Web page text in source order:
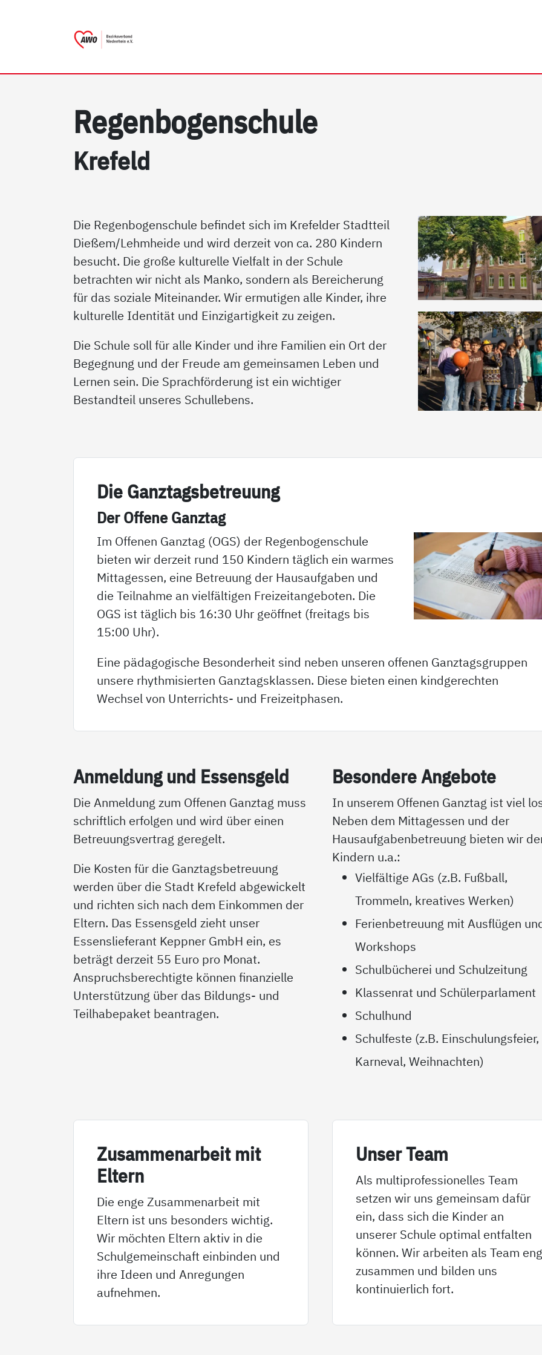
Re­gen­bo­gen­schu­le
Kre­feld
Die Regenbogenschule befindet sich im Krefelder Stadtteil
Dießem/Lehmheide und wird derzeit von ca. 280 Kindern
besucht. Die große kulturelle Vielfalt in der Schule
betrachten wir nicht als Manko, sondern als Bereicherung
für das soziale Miteinander. Wir ermutigen alle Kinder, ihre
kulturelle Identität und Einzigartigkeit zu zeigen.
Die Schule soll für alle Kinder und ihre Familien ein Ort der
Begegnung und der Freude am gemeinsamen Leben und
Lernen sein. Die Sprachförderung ist ein wichtiger
Bestandteil unseres Schullebens.
Die Gan­z­­tags­­be­t­­reu­ung
Der Of­fe­ne Ganz­tag
Im Offenen Ganztag (OGS) der Regenbogenschule
bieten wir derzeit rund 150 Kindern täglich ein warmes
Mittagessen, eine Betreuung der Hausaufgaben und
die Teilnahme an vielfältigen Freizeitangeboten. Die
OGS ist täglich bis 16:30 Uhr geöffnet (freitags bis
15:00 Uhr).
Eine pädagogische Besonderheit sind neben unseren offenen Ganztagsgruppen
unsere rhythmisierten Ganztagsklassen. Diese bieten einen kindgerechten
Wechsel von Unterrichts- und Freizeitphasen.
An­mel­dung und Es­sens­geld
Die Anmeldung zum Offenen Ganztag muss
schriftlich erfolgen und wird über einen
Betreuungsvertrag geregelt.
Die Kosten für die Ganztagsbetreuung
werden über die Stadt Krefeld abgewickelt
und richten sich nach dem Einkommen der
Eltern. Das Essensgeld zieht unser
Essenslieferant Keppner GmbH ein, es
beträgt derzeit 55 Euro pro Monat.
Anspruchsberechtigte können finanzielle
Unterstützung über das Bildungs- und
Teilhabepaket beantragen.
Be­son­de­re An­ge­bo­te
In unserem Offenen Ganztag ist viel
Neben dem Mittagessen und der
Hausaufgabenbetreuung bieten wir
Kindern u.a.:
Vielfältige AGs (z.B. Fußball,
Trommeln, kreatives Werken)
Ferienbetreuung mit Ausflügen
Workshops
Schulbücherei und Schulzeitung
Klassenrat und Schülerparlament
Schulhund
Schulfeste (z.B. Einschulungsfeier,
Karneval, Weihnachten)
Zu­sam­men­ar­beit mit
El­tern
Die enge Zusammenarbeit mit
Eltern ist uns besonders wichtig.
Wir möchten Eltern aktiv in die
Schulgemeinschaft einbinden und
ihre Ideen und Anregungen
aufnehmen.
Un­ser Team
Als multiprofessionelles Team
setzen wir uns gemeinsam dafür
ein, dass sich die Kinder an
unserer Schule optimal entfalten
können. Wir arbeiten als Team eng
zusammen und bilden uns
kontinuierlich fort.